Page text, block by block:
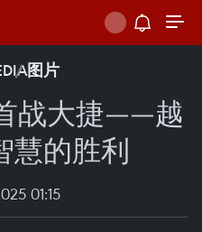
图片
战大捷——越
慧的胜利
01:15